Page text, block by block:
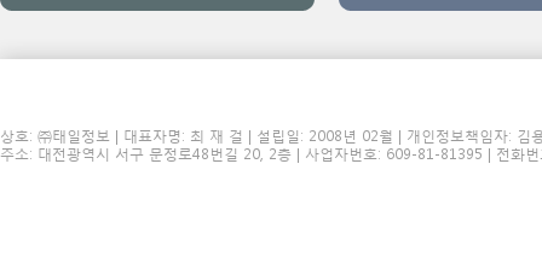
상호: ㈜태일정보 | 대표자명: 최 재 걸 | 설립일: 2008년 02월 | 개인정보책임자: 김
주소: 대전광역시 서구 문정로48번길 20, 2층 | 사업자번호: 609-81-81395 | 전